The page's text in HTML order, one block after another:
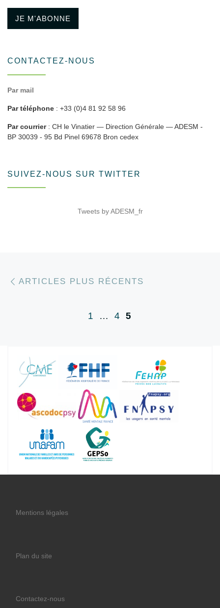
JE M'ABONNE
CONTACTEZ-NOUS
Par mail
Par téléphone : +33 (0)4 81 92 58 96
Par courrier: CH le Vinatier — Direction Générale — ADESM -
BP 30039 - 95 Bd Pinel 69678 Bron cedex
SUIVEZ-NOUS SUR TWITTER
Tweets by ADESM_fr
Navigation dans les articles
ARTICLES PLUS RÉCENTS
1 … 4 5
Mentions légales
Plan du site
Contactez-nous